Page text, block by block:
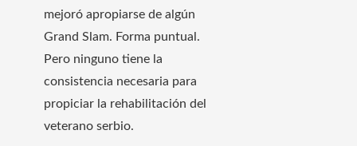
mejoró apropiarse de algún
Grand Slam. Forma puntual.
Pero ninguno tiene la
consistencia necesaria para
propiciar la rehabilitación del
veterano serbio.